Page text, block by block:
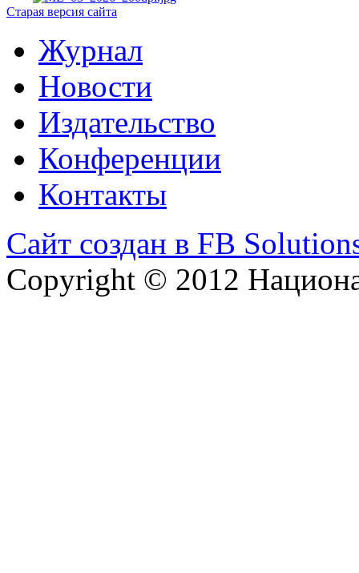
Старая версия сайта
Журнал
Новости
Издательство
Конференции
Контакты
Сайт создан в FB
Copyright © 2012